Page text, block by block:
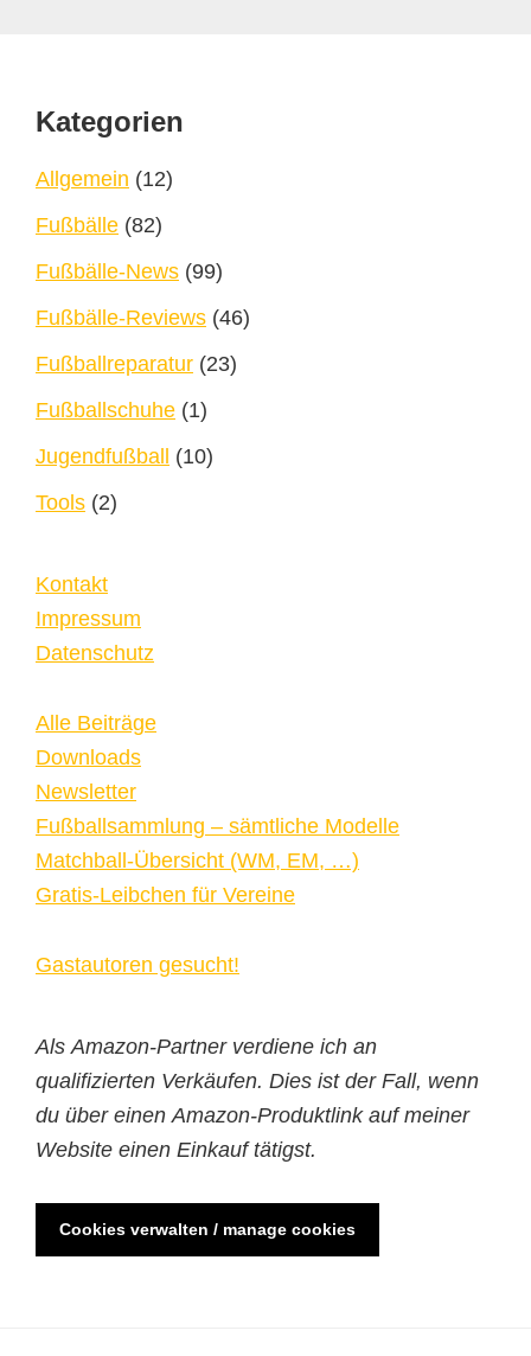
Footer
Kategorien
Allgemein (12)
Fußbälle (82)
Fußbälle-News (99)
Fußbälle-Reviews (46)
Fußballreparatur (23)
Fußballschuhe (1)
Jugendfußball (10)
Tools (2)
Kontakt
Impressum
Datenschutz
Alle Beiträge
Downloads
Newsletter
Fußballsammlung – sämtliche Modelle
Matchball-Übersicht (WM, EM, …)
Gratis-Leibchen für Vereine
Gastautoren gesucht!
Als Amazon-Partner verdiene ich an
qualifizierten Verkäufen. Dies ist der Fall, wenn
du über einen Amazon-Produktlink auf meiner
Website einen Einkauf tätigst.
Cookies verwalten / manage cookies